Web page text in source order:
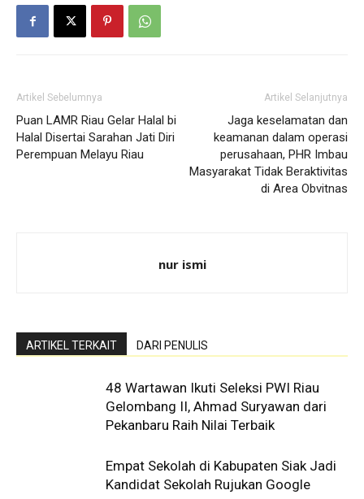
Artikel Sebelumnya
Puan LAMR Riau Gelar Halal bi
Halal Disertai Sarahan Jati Diri
Perempuan Melayu Riau
Artikel Selanjutnya
Jaga keselamatan dan
keamanan dalam operasi
perusahaan, PHR Imbau
Masyarakat Tidak Beraktivitas
di Area Obvitnas
nur ismi
ARTIKEL TERKAIT DARI PENULIS
48 Wartawan Ikuti Seleksi PWI Riau
Gelombang II, Ahmad Suryawan dari
Pekanbaru Raih Nilai Terbaik
Empat Sekolah di Kabupaten Siak Jadi
Kandidat Sekolah Rujukan Google